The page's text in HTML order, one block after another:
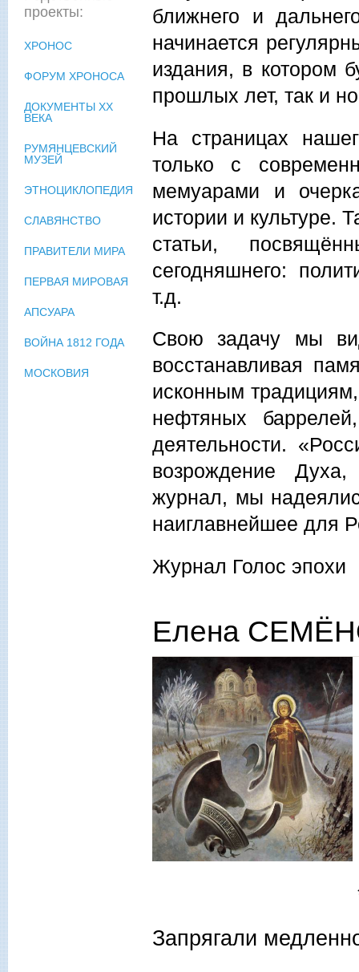
ближнего и
начинается
издания, в котором
прошлых лет, так и
На страницах
только с
мемуарами и
истории и культуре.
статьи,
сегодняшнего:
т.д.
Свою задачу мы
восстанавливая
исконным
нефтяных
деятельности.
возрождение
журнал, мы
наиглавнейшее для
Журнал Голос эпохи
Елена
Запрягали
проекты:
ХРОНОС
ФОРУМ ХРОНОСА
ДОКУМЕНТЫ XX
ВЕКА
РУМЯНЦЕВСКИЙ
МУЗЕЙ
ЭТНОЦИКЛОПЕДИЯ
СЛАВЯНСТВО
ПРАВИТЕЛИ МИРА
ПЕРВАЯ МИРОВАЯ
АПСУАРА
ВОЙНА 1812 ГОДА
МОСКОВИЯ